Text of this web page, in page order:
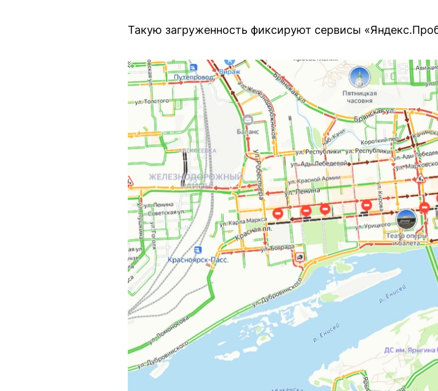
Такую загруженность фиксируют сервисы